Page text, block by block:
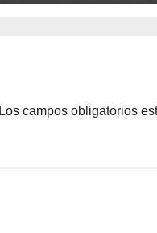
Los campos obligatorios